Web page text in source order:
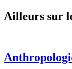
Ailleurs sur